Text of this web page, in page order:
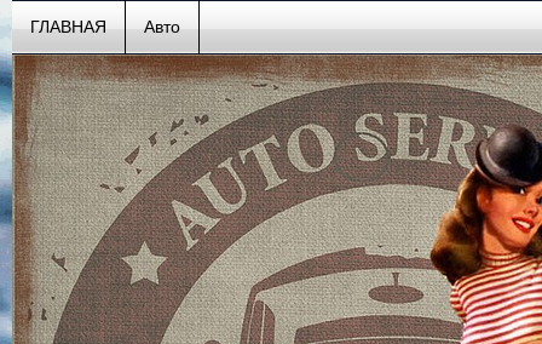
ГЛАВНАЯ Авто